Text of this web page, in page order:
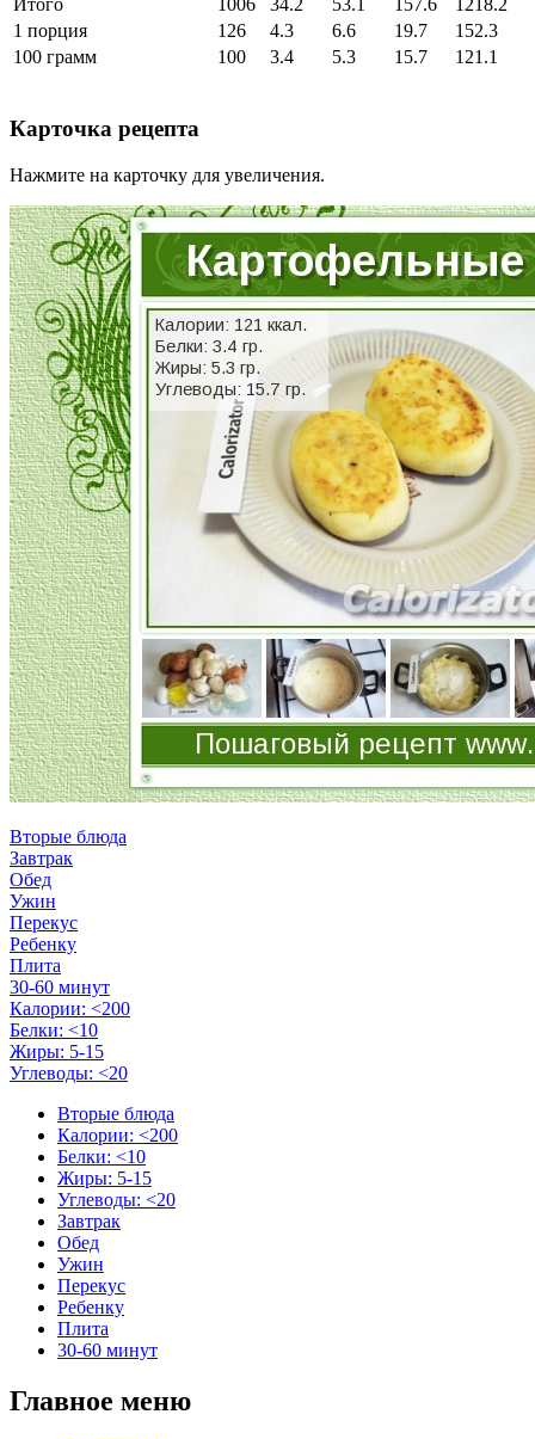
Итого 1006 34.2 53.1 157.6
1218.2
1 порция
126 4.3 6.6 19.7
152.3
100 грамм
100 3.4 5.3 15.7 121.1
Карточка рецепта
Нажмите на карточку для увеличения.
Вторые блюда
Завтрак
Обед
Ужин
Перекус
Ребенку
Плита
30-60 минут
Калории: <200
Белки: <10
Жиры: 5-15
Углеводы: <20
Вторые блюда
Калории: <200
Белки: <10
Жиры: 5-15
Углеводы: <20
Завтрак
Обед
Ужин
Перекус
Ребенку
Плита
30-60 минут
Главное меню